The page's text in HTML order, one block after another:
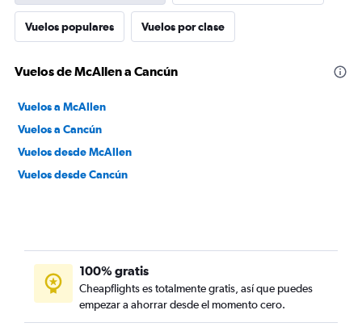
Vuelos populares Vuelos por clase
Vuelos de McAllen a Cancún
Vuelos a McAllen
Vuelos a Cancún
Vuelos desde McAllen
Vuelos desde Cancún
100% gratis
Cheapflights es totalmente gratis, así que puedes
empezar a ahorrar desde el momento cero.